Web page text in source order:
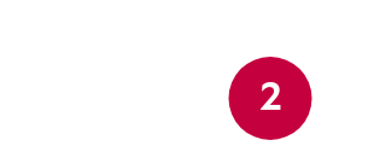
2